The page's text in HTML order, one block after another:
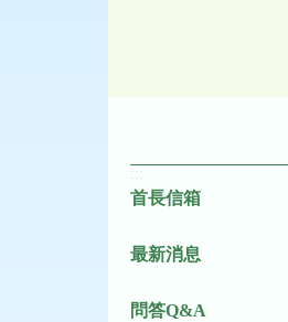
首長信箱
最新消息
問答Q&A